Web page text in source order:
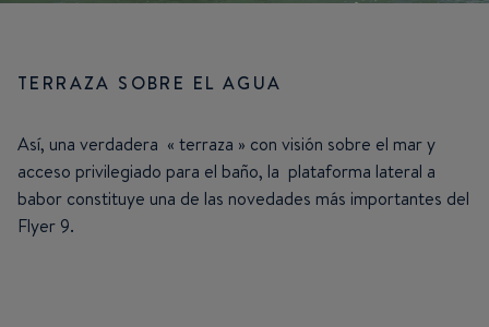
TERRAZA SOBRE EL AGUA
Así, una verdadera « terraza » con visión sobre el mar y
acceso privilegiado para el baño, la plataforma lateral a
babor constituye una de las novedades más importantes del
Flyer 9.